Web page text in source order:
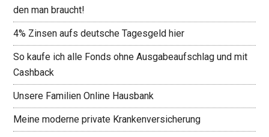
den man braucht!
4% Zinsen aufs deutsche Tagesgeld hier
So kaufe ich alle Fonds ohne Ausgabeaufschlag und mit
Cashback
Unsere Familien Online Hausbank
Meine moderne private Krankenversicherung